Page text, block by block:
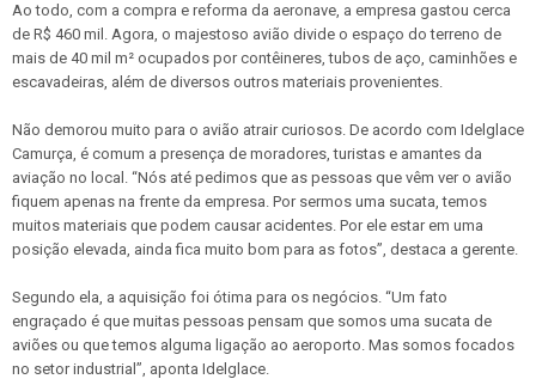
Ao todo, com a compra e reforma da aeronave, a empresa gastou cerca
de R$ 460 mil. Agora, o majestoso avião divide o espaço do terreno de
mais de 40 mil m² ocupados por contêineres, tubos de aço, caminhões e
escavadeiras, além de diversos outros materiais provenientes.
Não demorou muito para o avião atrair curiosos. De acordo com Idelglace
Camurça, é comum a presença de moradores, turistas e amantes da
aviação no local. “Nós até pedimos que as pessoas que vêm ver o avião
fiquem apenas na frente da empresa. Por sermos uma sucata, temos
muitos materiais que podem causar acidentes. Por ele estar em uma
posição elevada, ainda fica muito bom para as fotos”, destaca a gerente.
Segundo ela, a aquisição foi ótima para os negócios. “Um fato
engraçado é que muitas pessoas pensam que somos uma sucata de
aviões ou que temos alguma ligação ao aeroporto. Mas somos focados
no setor industrial”, aponta Idelglace.